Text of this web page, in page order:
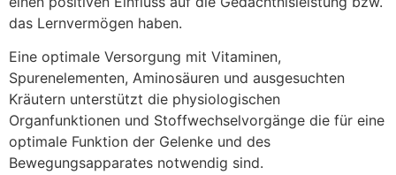
das Lernvermögen haben.
Eine optimale Versorgung mit Vitaminen,
Spurenelementen, Aminosäuren und ausgesuchten
Kräutern unterstützt die physiologischen
Organfunktionen und Stoffwechselvorgänge die für eine
optimale Funktion der Gelenke und des
Bewegungsapparates notwendig sind.